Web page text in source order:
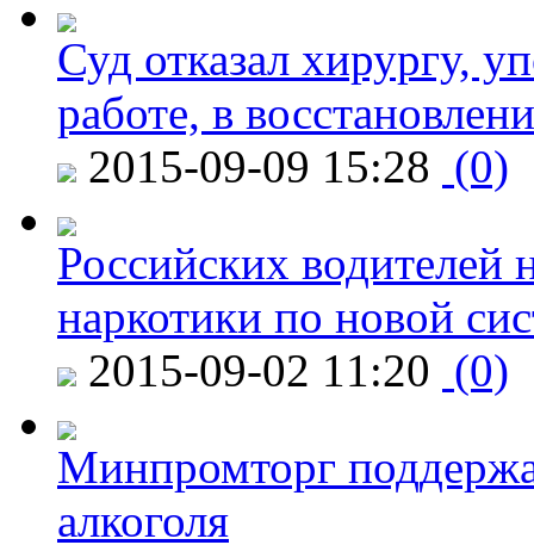
Суд отказал хирургу,
работе, в
2015-09-09 15:28 (0)
Российских водителей
наркотики по новой
2015-09-02 11:20 (0)
Минпромторг
алкоголя